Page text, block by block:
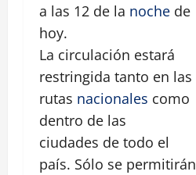
a las 12 de la noche de
hoy.
La circulación estará
restringida tanto en las
rutas nacionales como
dentro de las
ciudades de todo el
país. Sólo se permitirán